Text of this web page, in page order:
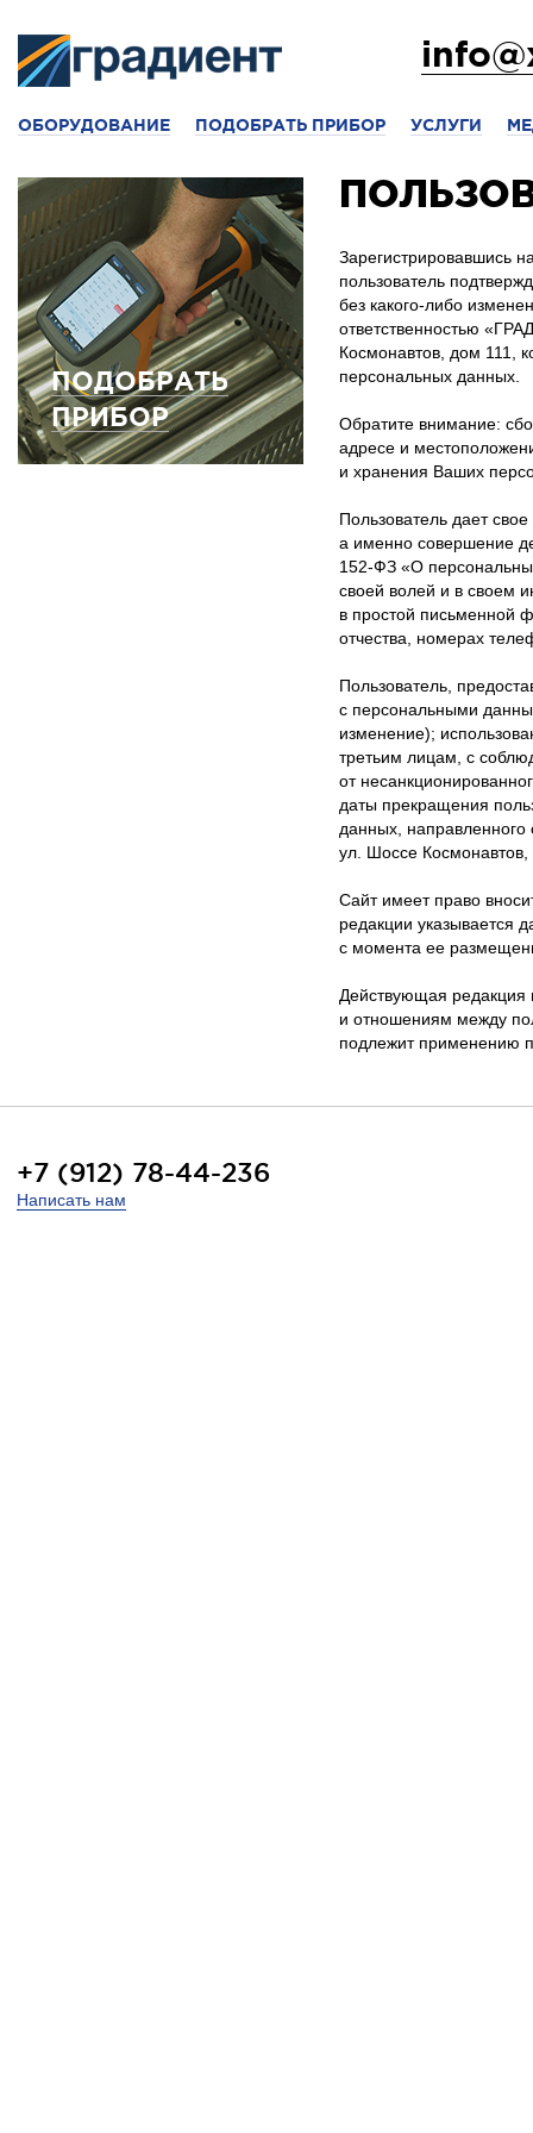
ОБОРУДОВАНИЕ ПОДОБРАТЬ ПРИБОР УСЛУГИ
ПОДОБРАТЬ
ПРИБОР
Зарегистрировавшись
пользователь
без какого-либо
ответственностью
Космонавтов, дом 111,
персональных данных.
Обратите внимание:
адресе и
и хранения Ваших
Пользователь дает
а именно совершение
152-ФЗ «О
своей волей и в своем
в простой письменной
отчества, номерах
Пользователь,
с персональными
изменение);
третьим лицам, с
от
даты прекращения
данных,
ул. Шоссе
Сайт имеет право
редакции указывается
с момента ее
Действующая редакция
и отношениям между
подлежит применению
+7 (912) 78-44-236
Написать нам